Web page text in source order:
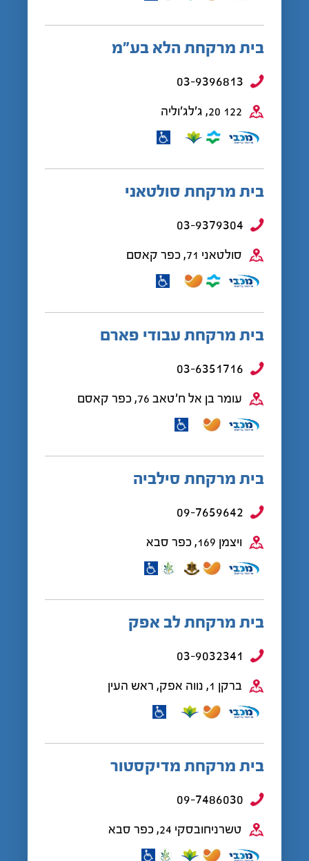
בית מרקחת הלא בע”מ
03-9396813
122 20, ג'לג'וליה
בית מרקחת סולטאני
03-9379304
סולטאני 71, כפר קאסם
בית מרקחת עבודי פארם
03-6351716
עומר בן אל ח'טאב 76, כפר קאסם
בית מרקחת סילביה
09-7659642
ויצמן 169, כפר סבא
בית מרקחת לב אפק
03-9032341
ברקן 1, נווה אפק, ראש העין
בית מרקחת מדיקסטור
09-7486030
טשרניחובסקי 24, כפר סבא